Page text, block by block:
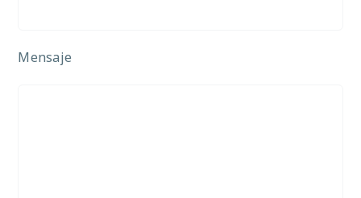
Mensaje